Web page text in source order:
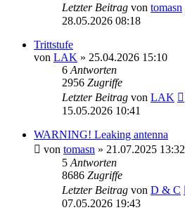
Letzter Beitrag von tomasn
28.05.2026 08:18
Trittstufe
von LAK » 25.04.2026 15:10
6 Antworten
2956 Zugriffe
Letzter Beitrag von LAK
15.05.2026 10:41
WARNING! Leaking antenna
von tomasn » 21.07.2025 13:32
5 Antworten
8686 Zugriffe
Letzter Beitrag von D & C
07.05.2026 19:43